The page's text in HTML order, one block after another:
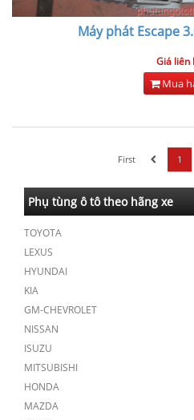
Máy phát Escape
Giá liên
Mua
First 1
Phụ tùng ô tô theo hãng xe
TOYOTA
LEXUS
HYUNDAI
KIA
GM-CHEVROLET
NISSAN
ISUZU
MITSUBISHI
HONDA
MAZDA